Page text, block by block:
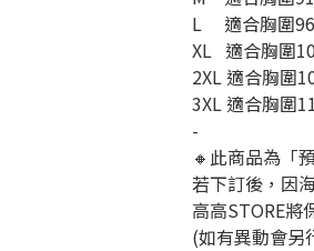
L     適合胸圍
XL   適合胸圍
2XL 適合胸圍
3XL 適合胸圍
-
🔸此商品為「
若下訂後，因
高高STORE將
(如有異動會另